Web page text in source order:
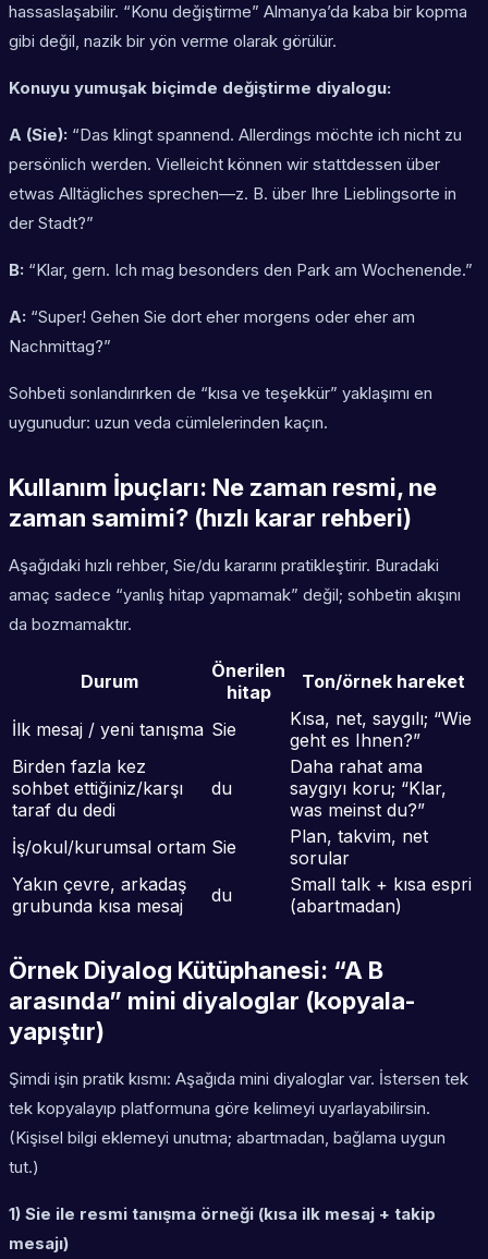
hassaslaşabilir. “Konu değiştirme” Almanya’da kaba bir kopma
gibi değil, nazik bir yön verme olarak görülür.
Konuyu yumuşak biçimde değiştirme diyalogu:
A (Sie): “Das klingt spannend. Allerdings möchte ich nicht zu
persönlich werden. Vielleicht können wir stattdessen über
etwas Alltägliches sprechen—z. B. über Ihre Lieblingsorte in
der Stadt?”
B: “Klar, gern. Ich mag besonders den Park am Wochenende.”
A: “Super! Gehen Sie dort eher morgens oder eher am
Nachmittag?”
Sohbeti sonlandırırken de “kısa ve teşekkür” yaklaşımı en
uygunudur: uzun veda cümlelerinden kaçın.
Kullanım İpuçları: Ne zaman resmi, ne
zaman samimi? (hızlı karar rehberi)
Aşağıdaki hızlı rehber, Sie/du kararını pratikleştirir. Buradaki
amaç sadece “yanlış hitap yapmamak” değil; sohbetin akışını
da bozmamaktır.
Durum
Önerilen
hitap
Ton/örnek hareket
İlk mesaj / yeni tanışma Sie
Kısa, net, saygılı; “Wie
geht es Ihnen?”
Birden fazla kez
sohbet ettiğiniz/karşı
taraf du dedi
du
Daha rahat ama
saygıyı koru; “Klar,
was meinst du?”
İş/okul/kurumsal ortam Sie
Plan, takvim, net
sorular
Yakın çevre, arkadaş
grubunda kısa mesaj
du
Small talk + kısa espri
(abartmadan)
Örnek Diyalog Kütüphanesi: “A B
arasında” mini diyaloglar (kopyala-
yapıştır)
Şimdi işin pratik kısmı: Aşağıda mini diyaloglar var. İstersen tek
tek kopyalayıp platformuna göre kelimeyi uyarlayabilirsin.
(Kişisel bilgi eklemeyi unutma; abartmadan, bağlama uygun
tut.)
1) Sie ile resmi tanışma örneği (kısa ilk mesaj + takip
mesajı)